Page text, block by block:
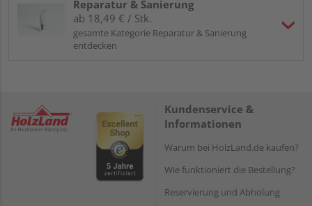
Reparatur & Sanierung
ab 18,49 € / Stk.
gesamte Kategorie Reparatur & Sanierung
entdecken
Kundenservice &
Informationen
Warum bei HolzLand.de kaufen?
Wie funktioniert die Bestellung?
Reservierung und Abholung